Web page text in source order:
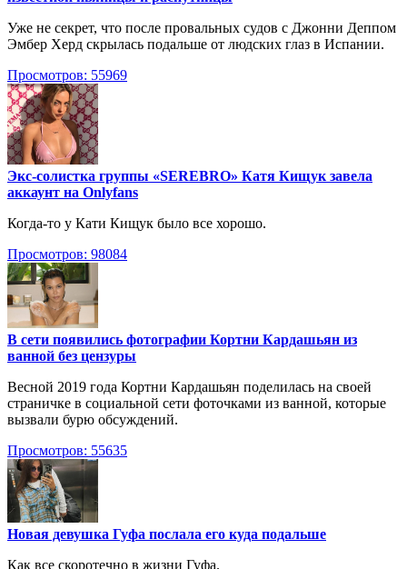
Уже не секрет, что после провальных судов с Джонни Деппом
Эмбер Херд скрылась подальше от людских глаз в Испании.
Просмотров: 55969
Экс-солистка группы «SEREBRO» Катя Кищук завела
аккаунт на Onlyfans
Когда-то у Кати Кищук было все хорошо.
Просмотров: 98084
В сети появились фотографии Кортни Кардашьян из
ванной без цензуры
Весной 2019 года Кортни Кардашьян поделилась на своей
страничке в социальной сети фоточками из ванной, которые
вызвали бурю обсуждений.
Просмотров: 55635
Новая девушка Гуфа послала его куда подальше
Как все скоротечно в жизни Гуфа.